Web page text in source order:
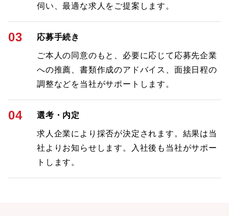
伺い、最適な求人をご提案します。
03 応募手続き
ご本人の同意のもと、必要に応じて応募先企業
への推薦、書類作成のアドバイス、面接日程の
調整などを当社がサポートします。
04 選考・内定
求人企業により採否が決定されます。結果は当
社よりお知らせします。入社後も当社がサポー
トします。